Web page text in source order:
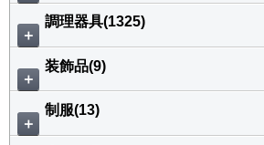
＋
調理器具(1325)
＋
装飾品(9)
＋
制服(13)